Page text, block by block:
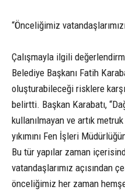
“Önceliğimiz
Çalışmayla ilgili
Belediye Başkanı Fatih
oluşturabileceği risklere
belirtti. Başkan Karabatı,
kullanılmayan ve artık
yıkımını Fen İşleri
Bu tür yapılar zaman
vatandaşlarımız açısından
önceliğimiz her zaman